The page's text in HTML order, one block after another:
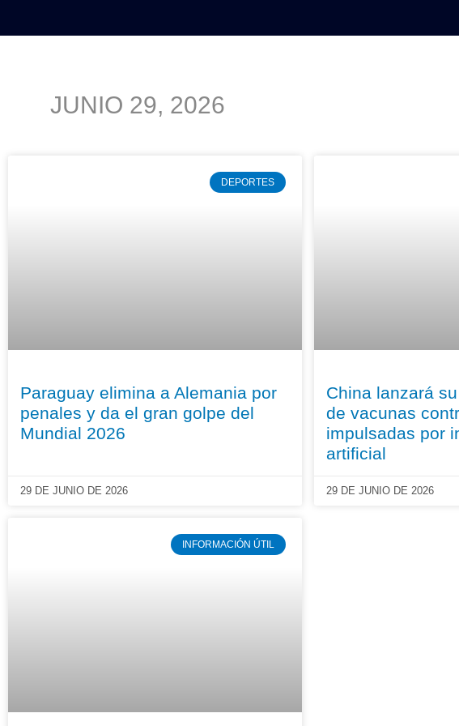
JUNIO 29, 2026
DEPORTES
Paraguay elimina a Alemania por
penales y da el gran golpe del
Mundial 2026
29 DE JUNIO DE 2026
China lanzará
de vacunas
impulsadas por
artificial
29 DE JUNIO DE 2026
INFORMACIÓN ÚTIL